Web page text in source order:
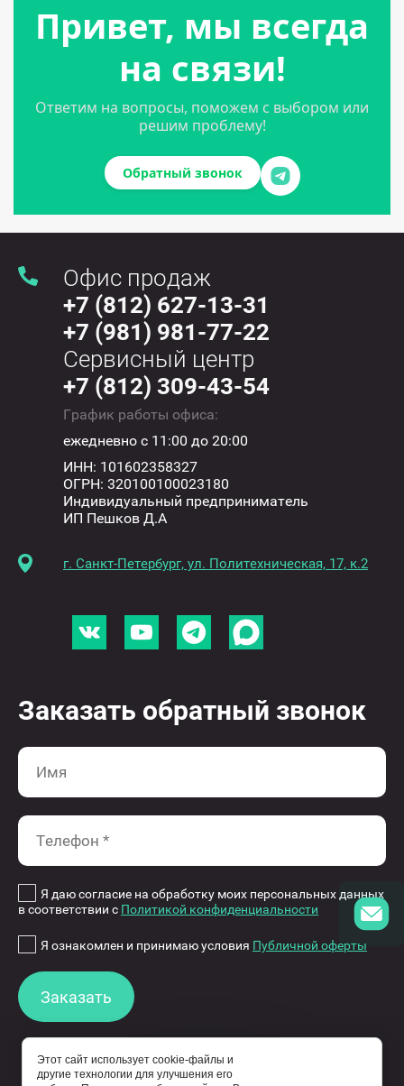
Привет, мы всегда
на связи!
Ответим на вопросы, поможем с выбором или
решим проблему!
Обратный звонок
Заказать обратный звонок
Я даю согласие на обработку моих персональных данных
в соответствии с Политикой конфиденциальности
Я ознакомлен и принимаю условия Публичной оферты
Заказать
Офис продаж
+7 (812) 627-13-31
+7 (981) 981-77-22
Сервисный центр
+7 (812) 309-43-54
График работы офиса:
ежедневно с 11:00 до 20:00
ИНН: 101602358327
ОГРН: 320100100023180
Индивидуальный предприниматель
ИП Пешков Д.А
г. Санкт-Петербург, ул. Политехническая, 17, к.2
Этот сайт использует cookie-файлы и
другие технологии для улучшения его